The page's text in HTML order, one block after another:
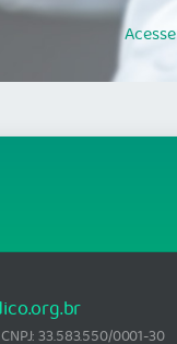
Acesse
33.583.550/0001-30